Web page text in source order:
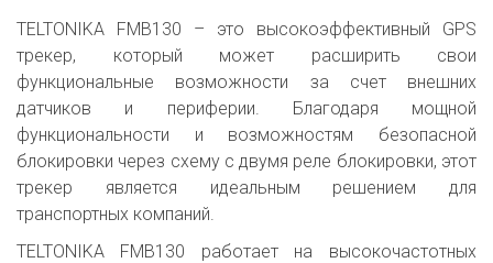
TELTONIKA FMB130 – это высокоэффективный GPS
трекер, который может расширить свои
функциональные возможности за счет внешних
датчиков и периферии. Благодаря мощной
функциональности и возможностям безопасной
блокировки через схему с двумя реле блокировки, этот
трекер является идеальным решением для
транспортных компаний.
TELTONIKA FMB130 работает на высокочастотных